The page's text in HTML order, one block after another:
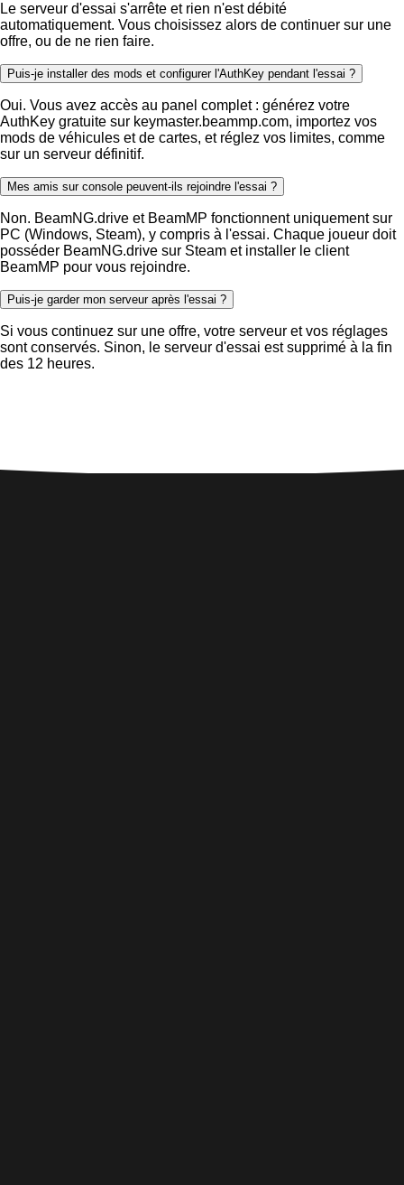
Le serveur d'essai s'arrête et rien n'est débité
automatiquement. Vous choisissez alors de continuer sur une
offre, ou de ne rien faire.
Puis-je installer des mods et configurer l'AuthKey pendant l'essai ?
Oui. Vous avez accès au panel complet : générez votre
AuthKey gratuite sur keymaster.beammp.com, importez vos
mods de véhicules et de cartes, et réglez vos limites, comme
sur un serveur définitif.
Mes amis sur console peuvent-ils rejoindre l'essai ?
Non. BeamNG.drive et BeamMP fonctionnent uniquement sur
PC (Windows, Steam), y compris à l'essai. Chaque joueur doit
posséder BeamNG.drive sur Steam et installer le client
BeamMP pour vous rejoindre.
Puis-je garder mon serveur après l'essai ?
Si vous continuez sur une offre, votre serveur et vos réglages
sont conservés. Sinon, le serveur d'essai est supprimé à la fin
des 12 heures.